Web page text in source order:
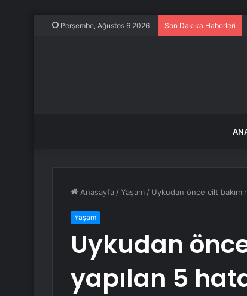
Perşembe, Ağustos 6 2026 Son Dakika Haberleri
Anasayfa /Yaşam / Uykudan önce cilt
Yaşam
Uykudan
yapılan 5